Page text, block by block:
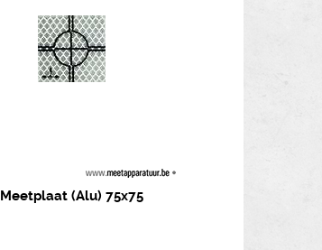
Meetplaat (Alu) 75x75